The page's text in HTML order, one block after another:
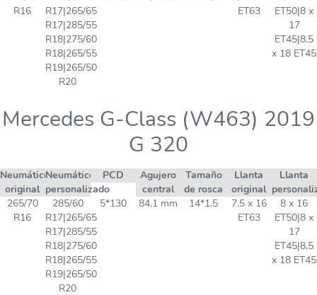
R16
R17|265/65
R17|285/55
R18|275/60
R18|265/55
R19|265/50
R20
ET63
ET50|8 x
17
ET45|8,5
x 18 ET45
Mercedes G-Class (W463) 2019
G 320
Neumático
original
Neumático
personalizado
PCD
Agujero
central
Tamaño
de rosca
Llanta
original
Llanta
265/70
R16
285/60
R17|265/65
R17|285/55
R18|275/60
R18|265/55
R19|265/50
R20
5*130 84,1 mm 14*1,5
7,5 x 16
ET63
8 x 16
ET50|8 x
17
ET45|8,5
x 18 ET45